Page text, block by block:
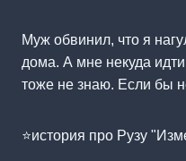
Муж обвинил, что я
дома. А мне некуда
тоже не знаю. Если бы
⭐история про Рузу